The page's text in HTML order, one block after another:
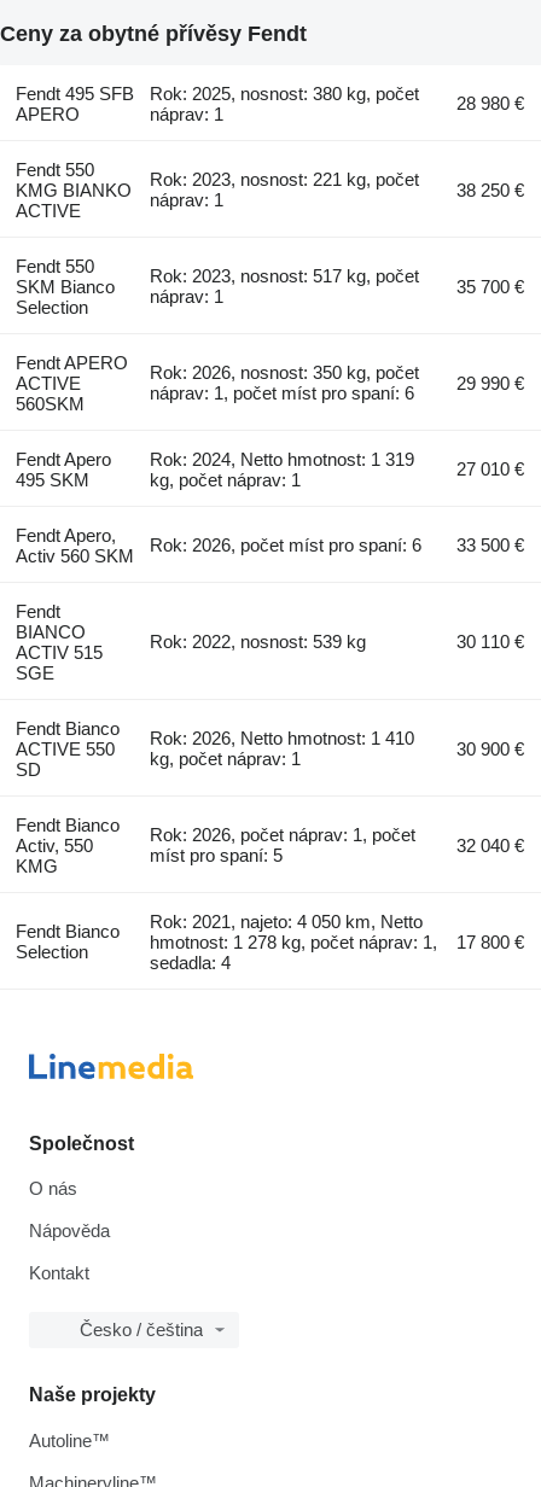
Ceny za obytné přívěsy Fendt
Fendt 495 SFB
APERO
Rok: 2025, nosnost: 380 kg, počet
náprav: 1
28 980 €
Fendt 550
KMG BIANKO
ACTIVE
Rok: 2023, nosnost: 221 kg, počet
náprav: 1
38 250 €
Fendt 550
SKM Bianco
Selection
Rok: 2023, nosnost: 517 kg, počet
náprav: 1
35 700 €
Fendt APERO
ACTIVE
560SKM
Rok: 2026, nosnost: 350 kg, počet
náprav: 1, počet míst pro spaní: 6
29 990 €
Fendt Apero
495 SKM
Rok: 2024, Netto hmotnost: 1 319
kg, počet náprav: 1
27 010 €
Fendt Apero,
Activ 560 SKM
Rok: 2026, počet míst pro spaní: 6 33 500 €
Fendt
BIANCO
ACTIV 515
SGE
Rok: 2022, nosnost: 539 kg 30 110 €
Fendt Bianco
ACTIVE 550
SD
Rok: 2026, Netto hmotnost: 1 410
kg, počet náprav: 1
30 900 €
Fendt Bianco
Activ, 550
KMG
Rok: 2026, počet náprav: 1, počet
míst pro spaní: 5
32 040 €
Fendt Bianco
Selection
Rok: 2021, najeto: 4 050 km, Netto
hmotnost: 1 278 kg, počet náprav: 1,
sedadla: 4
17 800 €
Společnost
O nás
Nápověda
Kontakt
Česko / čeština
Naše projekty
Autoline™
Machineryline™